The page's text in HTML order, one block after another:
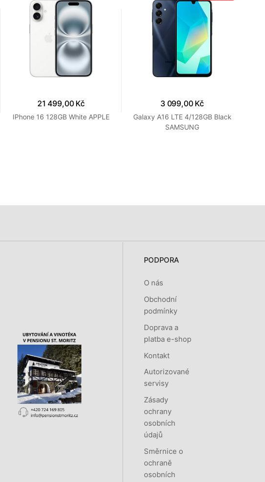
21 499,00 Kč
IPhone 16 128GB White APPLE
3 099,00 Kč
Galaxy A16 LTE 4/128GB Black
SAMSUNG
PODPORA
O nás
Obchodní
podmínky
Doprava a
platba e-shop
Kontakt
Autorizované
servisy
Zásady
ochrany
osobních
údajů
Směrnice o
ochraně
osobních